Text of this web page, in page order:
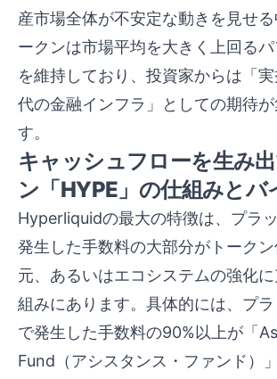
産市場全体が不安定な動きを見せる
ークンは市場平均を大きく上回る
を維持しており、投資家からは「
代の金融インフラ」としての期待が
す。
キャッシュフローを生み
ン「HYPE」の仕組みとバ
Hyperliquidの最大の特徴は、プラ
発生した手数料の大部分がトーク
元、あるいはエコシステムの強化
組みにあります。具体的には、プ
で発生した手数料の90%以上が「
Fund（アシスタンス・ファンド）